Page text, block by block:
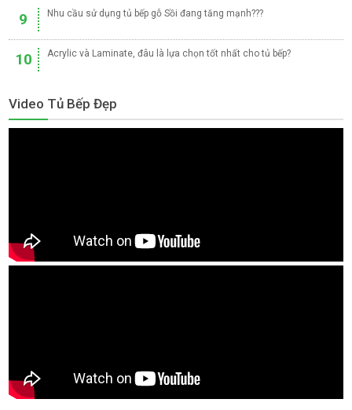
9 Nhu cầu sử dụng tủ bếp gỗ Sồi đang tăng mạnh???
10 Acrylic và Laminate, đâu là lựa chọn tốt nhất cho tủ bếp?
Video Tủ Bếp Đẹp